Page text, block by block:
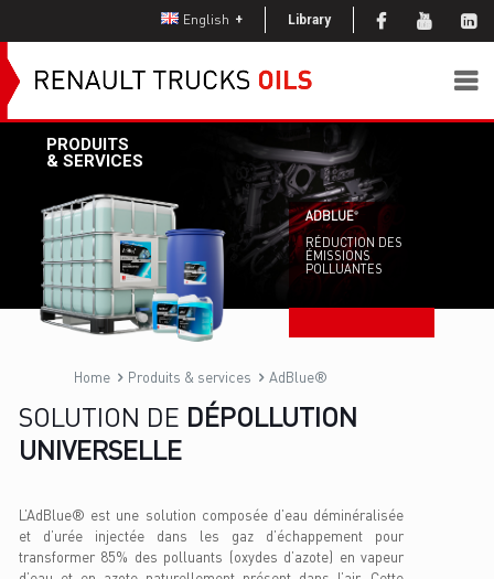
English Library
PRODUITS
& SERVICES
ADBLUE®
RÉDUCTION DES
ÉMISSIONS
POLLUANTES
Home Produits & services AdBlue®
SOLUTION DE DÉPOLLUTION
UNIVERSELLE
L’AdBlue® est une solution composée d’eau déminéralisée
et d’urée injectée dans les gaz d’échappement pour
transformer 85% des polluants (oxydes d’azote) en vapeur